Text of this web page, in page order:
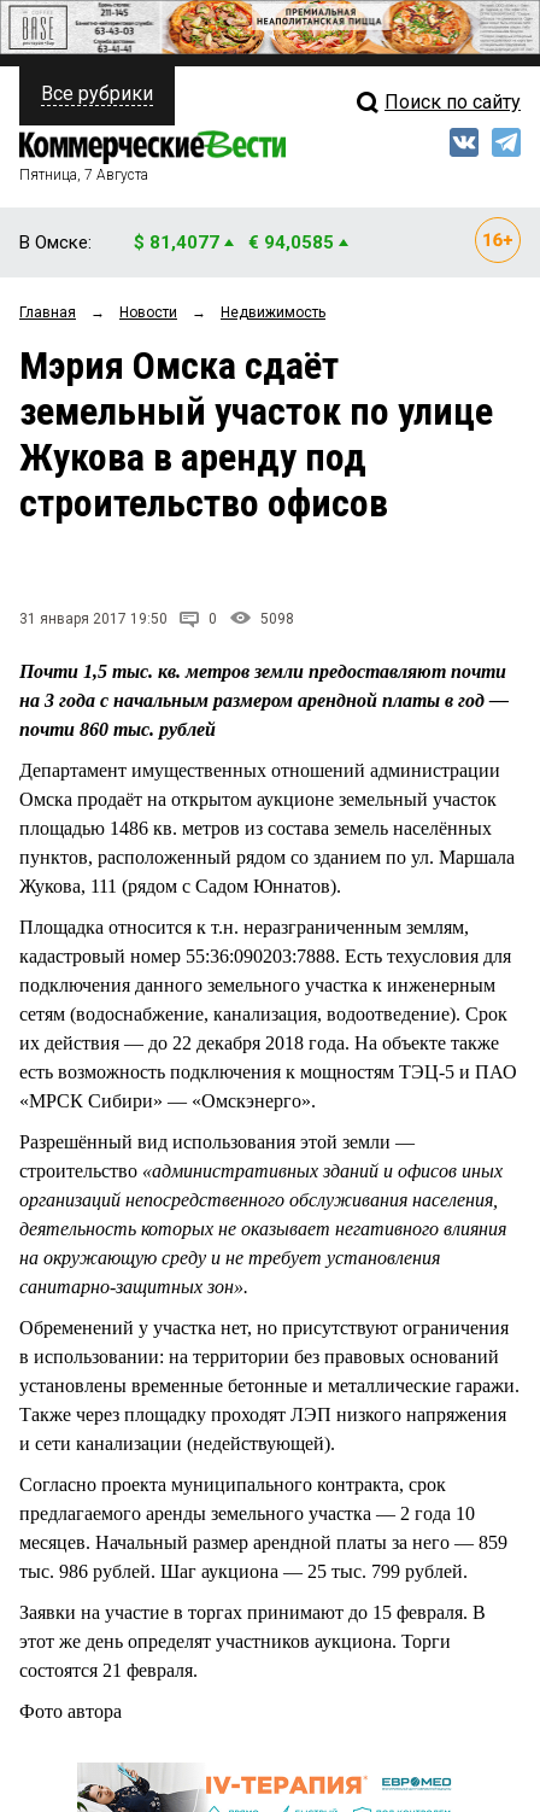
ПОЛИТИКА
ФИНАНСЫ
ОБЩЕСТВО
ЗАКОН
Свежий выпуск
Мнения
Рейтинги
Блоги
Архив
Все рубрики Поиск по сайту
Пятница, 7 Августа
В Омске: $ 81,4077 € 94,0585
Главная → Новости → Недвижимость
Мэрия Омска сдаёт
земельный участок по улице
Жукова в аренду под
строительство офисов
31 января 2017 19:50 0 5098
Почти 1,5 тыс. кв. метров земли предоставляют почти
на 3 года с начальным размером арендной платы в год —
почти 860 тыс. рублей
Департамент имущественных отношений администрации
Омска продаёт на открытом аукционе земельный участок
площадью 1486 кв. метров из состава земель населённых
пунктов, расположенный рядом со зданием по ул. Маршала
Жукова, 111 (рядом с Садом Юннатов).
Площадка относится к т.н. неразграниченным землям,
кадастровый номер 55:36:090203:7888. Есть техусловия для
подключения данного земельного участка к инженерным
сетям (водоснабжение, канализация, водоотведение). Срок
их действия — до 22 декабря 2018 года. На объекте также
есть возможность подключения к мощностям ТЭЦ-5 и ПАО
«МРСК Сибири» — «Омскэнерго».
Разрешённый вид использования этой земли —
строительство «административных зданий и офисов иных
организаций непосредственного обслуживания населения,
деятельность которых не оказывает негативного влияния
на окружающую среду и не требует установления
санитарно-защитных зон».
Обременений у участка нет, но присутствуют ограничения
в использовании: на территории без правовых оснований
установлены временные бетонные и металлические гаражи.
Также через площадку проходят ЛЭП низкого напряжения
и сети канализации (недействующей).
Согласно проекта муниципального контракта, срок
предлагаемого аренды земельного участка — 2 года 10
месяцев. Начальный размер арендной платы за него — 859
тыс. 986 рублей. Шаг аукциона — 25 тыс. 799 рублей.
Заявки на участие в торгах принимают до 15 февраля. В
этот же день определят участников аукциона. Торги
состоятся 21 февраля.
Фото автора